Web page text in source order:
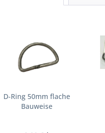
D-Ring 50mm flache
Bauweise